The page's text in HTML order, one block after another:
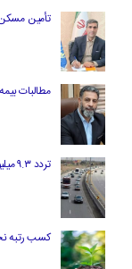
تأمین مسکن برای ۱۲۱
مطالبات
تردد ۹.۳ میلیون وسیله نقلیه در جاده‌های لرستان در طرح اربعین
کسب رتبه نخست